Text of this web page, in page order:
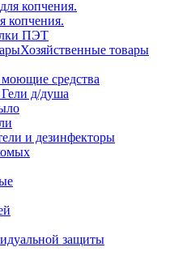
копчения.
ПЭТ
Хозяйственные товары
средства
д/душа
и дезинфекторы
защиты